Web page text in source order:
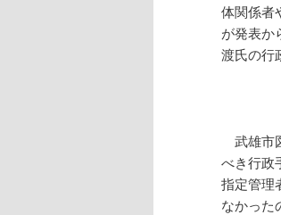
体関係者
が発表か
渡氏の行
武雄市
べき行政
指定管理
なかった